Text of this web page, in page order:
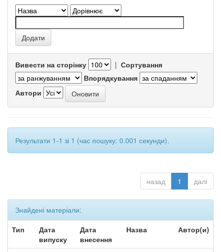
Вивести на сторінку | Сортування
Впорядкування
Автори
Результати 1-1 зі 1 (час пошуку: 0.001 секунди).
назад 1 далі
Знайдені матеріали:
Тип
Дата
випуску
Дата
внесення
Назва Автор(и)